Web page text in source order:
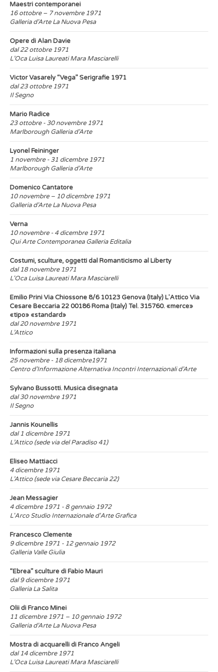
Maestri contemporanei
16 ottobre – 7 novembre 1971
Galleria d’Arte La Nuova Pesa
Opere di Alan Davie
dal 22 ottobre 1971
L’Oca Luisa Laureati Mara Masciarelli
Victor Vasarely “Vega” Serigrafie 1971
dal 23 ottobre 1971
Il Segno
Mario Radice
23 ottobre - 30 novembre 1971
Marlborough Galleria d’Arte
Lyonel Feininger
1 novembre - 31 dicembre 1971
Marlborough Galleria d’Arte
Domenico Cantatore
10 novembre – 10 dicembre 1971
Galleria d’Arte La Nuova Pesa
Verna
10 novembre - 4 dicembre 1971
Qui Arte Contemporanea Galleria Editalia
Costumi, sculture, oggetti dal Romanticismo al Liberty
dal 18 novembre 1971
L'Oca Luisa Laureati Mara Masciarelli
Emilio Prini Via Chiossone 8/6 10123 Genova (Italy) L'Attico Via
Cesare Beccaria 22 00186 Roma (Italy) Tel. 315760. «merce»
«tipo» «standard»
dal 20 novembre 1971
L’Attico
Informazioni sulla presenza italiana
25 novembre - 18 dicembre1971
Centro d’Informazione Alternativa Incontri Internazionali d’Arte
Sylvano Bussotti. Musica disegnata
dal 30 novembre 1971
Il Segno
Jannis Kounellis
dal 1 dicembre 1971
L’Attico (sede via del Paradiso 41)
Eliseo Mattiacci
4 dicembre 1971
L’Attico (sede via Cesare Beccaria 22)
Jean Messagier
4 dicembre 1971 - 8 gennaio 1972
L'Arco Studio Internazionale d'Arte Grafica
Francesco Clemente
9 dicembre 1971 - 12 gennaio 1972
Galleria Valle Giulia
“Ebrea” sculture di Fabio Mauri
dal 9 dicembre 1971
Galleria La Salita
Olii di Franco Minei
11 dicembre 1971 – 10 gennaio 1972
Galleria d’Arte La Nuova Pesa
Mostra di acquarelli di Franco Angeli
dal 14 dicembre 1971
L’Oca Luisa Laureati Mara Masciarelli